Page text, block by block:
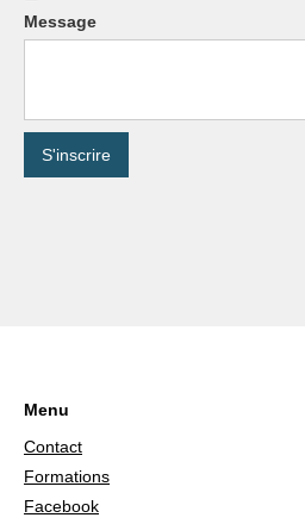
Message
Menu
Contact
Formations
Facebook